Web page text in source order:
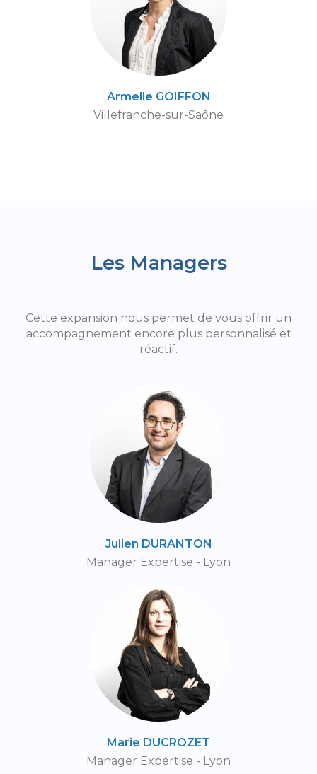
Armelle GOIFFON
Villefranche-sur-Saône
Les Managers
Cette expansion nous permet de vous offrir un
accompagnement encore plus personnalisé et
réactif.
Julien DURANTON
Manager Expertise - Lyon
Marie DUCROZET
Manager Expertise - Lyon